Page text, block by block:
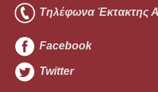
Τηλέφωνα Έκτακτης
Facebook
Twitter